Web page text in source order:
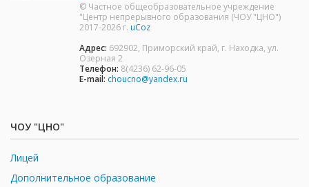
© Частное общеобразовательное учреждение
"Центр непрерывного образования (ЧОУ "ЦНО")
2017-2026 г. uCoz
Адрес: 692902, Приморский край, г. Находка, ул.
Озерная 2
Телефон: 8(4236) 62-96-05
E-mail: choucno@yandex.ru
ЧОУ "ЦНО"
Лицей
Дополнительное образование